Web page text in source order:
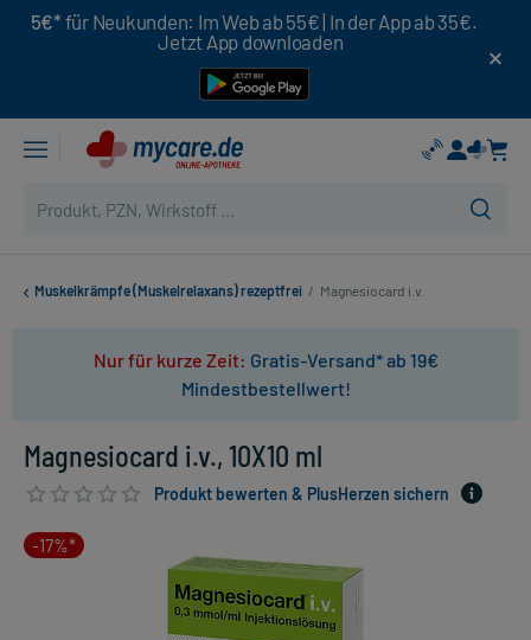
5€* für Neukunden: Im Web ab 55€ | In der App ab 35€.
Jetzt App downloaden
Muskelkrämpfe (Muskelrelaxans) rezeptfrei / Magnesiocard i.v.
Nur für kurze Zeit: Gratis-Versand* ab 19€
Mindestbestellwert!
Magnesiocard i.v., 10X10 ml
Produkt bewerten & PlusHerzen sichern
-17%*